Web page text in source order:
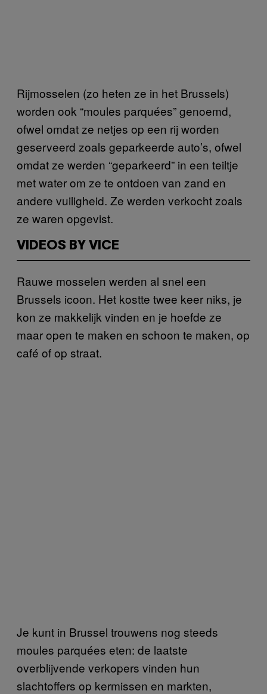
Rijmosselen (zo heten ze in het Brussels)
worden ook “moules parquées” genoemd,
ofwel omdat ze netjes op een rij worden
geserveerd zoals geparkeerde auto’s, ofwel
omdat ze werden “geparkeerd” in een teiltje
met water om ze te ontdoen van zand en
andere vuiligheid. Ze werden verkocht zoals
ze waren opgevist.
VIDEOS BY VICE
Rauwe mosselen werden al snel een
Brussels icoon. Het kostte twee keer niks, je
kon ze makkelijk vinden en je hoefde ze
maar open te maken en schoon te maken, op
café of op straat.
Je kunt in Brussel trouwens nog steeds
moules parquées eten: de laatste
overblijvende verkopers vinden hun
slachtoffers op kermissen en markten,